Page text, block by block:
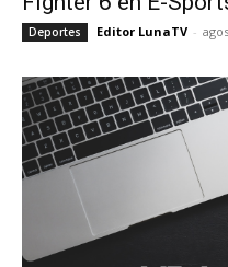
Deportes Editor LunaTV -